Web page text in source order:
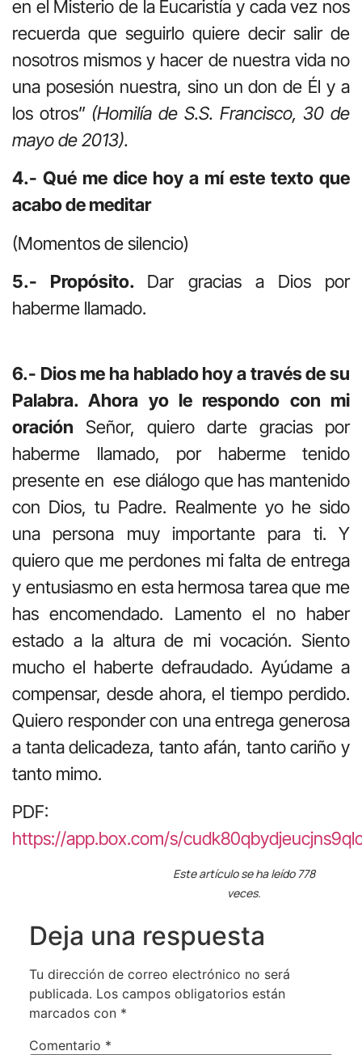
en el Misterio de la Eucaristía y cada vez nos
recuerda que seguirlo quiere decir salir de
nosotros mismos y hacer de nuestra vida no
una posesión nuestra, sino un don de Él y a
los otros” (Homilía de S.S. Francisco, 30 de
mayo de 2013).
4.- Qué me dice hoy a mí este texto que
acabo de meditar
(Momentos de silencio)
5.- Propósito. Dar gracias a Dios por
haberme llamado.
6.- Dios me ha hablado hoy a través de su
Palabra. Ahora yo le respondo con mi
oración Señor, quiero darte gracias por
haberme llamado, por haberme tenido
presente en ese diálogo que has mantenido
con Dios, tu Padre. Realmente yo he sido
una persona muy importante para ti. Y
quiero que me perdones mi falta de entrega
y entusiasmo en esta hermosa tarea que me
has encomendado. Lamento el no haber
estado a la altura de mi vocación. Siento
mucho el haberte defraudado. Ayúdame a
compensar, desde ahora, el tiempo perdido.
Quiero responder con una entrega generosa
a tanta delicadeza, tanto afán, tanto cariño y
tanto mimo.
PDF:
https://app.box.com/s/
Este artículo se ha leído 778
veces.
Deja una respuesta
Tu dirección de correo electrónico no será
publicada. Los campos obligatorios están
marcados con *
Comentario *